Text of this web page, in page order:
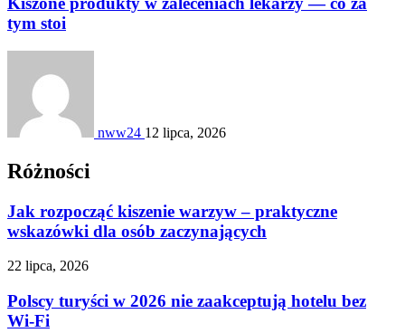
tym stoi
nww24 12 lipca, 2026
Różności
Jak rozpocząć kiszenie warzyw – praktyczne
wskazówki dla osób zaczynających
22 lipca, 2026
Polscy turyści w 2026 nie zaakceptują hotelu bez
Wi‑Fi